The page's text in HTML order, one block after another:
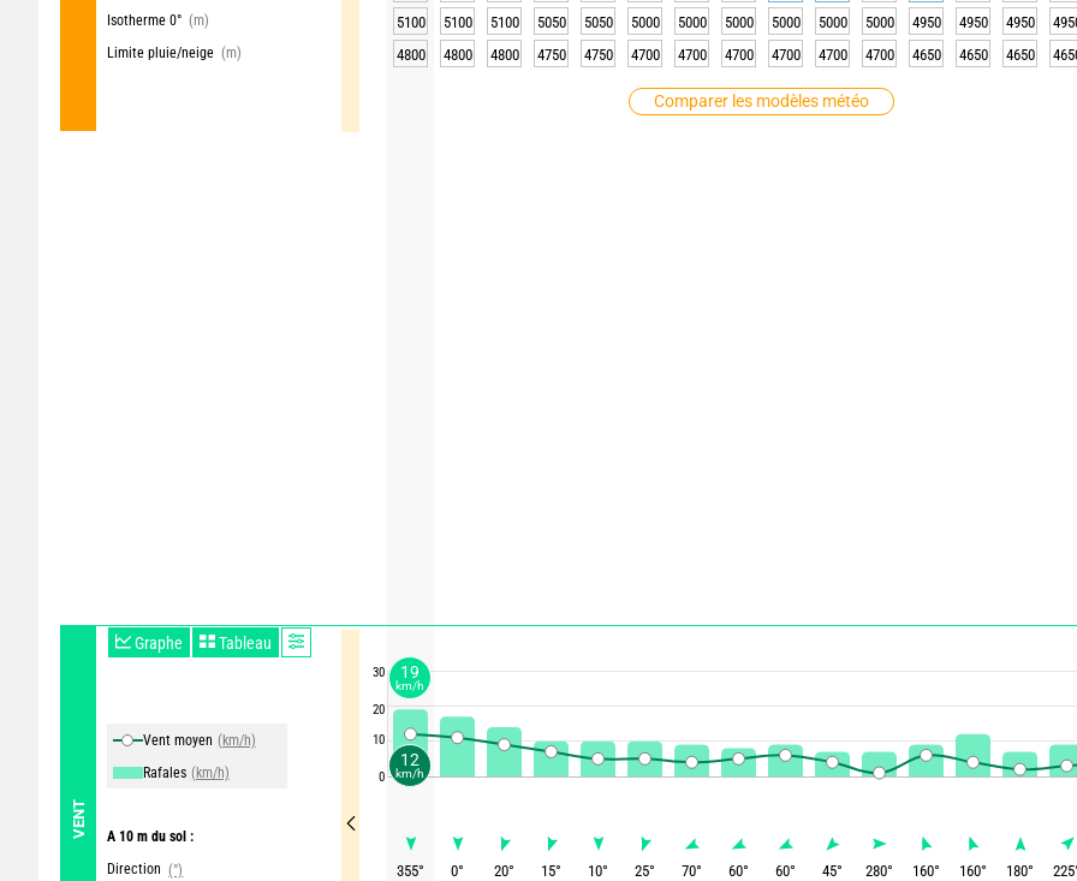
Isotherme 0° (m)
Limite pluie/neige (m)
Comparer les modèles météo
VENT
Graphe Tableau
Vent moyen (km/h)
Rafales (km/h)
A 10 m du sol :
Direction (°)
30
20
10
0
5100
5100 5100 5050 5050 5000 5000 5000 5000 5000 5000 4950 4950 4950
4800
4800 4800 4750 4750 4700 4700 4700 4700 4700 4700 4650 4650 4650
355° 0° 20° 15° 10° 25° 70° 60° 60° 45° 280° 160° 160° 180° 225
12
km/h
19
km/h